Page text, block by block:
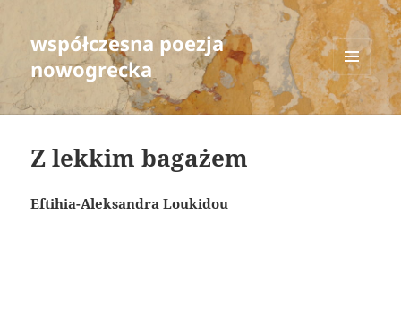
współczesna poezja
nowogrecka
MENU
AND
WIDGETS
Z lekkim bagażem
Eftihia-Aleksandra Loukidou